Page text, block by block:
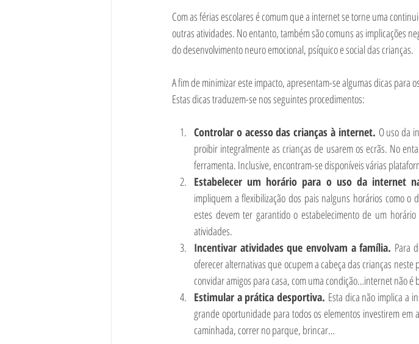
Com as férias escolares é comum que a internet se torne uma
outras atividades. No entanto, também são comuns as implicações
do desenvolvimento neuro emocional, psíquico e social das crianças.
A fim de minimizar este impacto, apresentam-se algumas dicas para
Estas dicas traduzem-se nos seguintes procedimentos:
Controlar o acesso das crianças à internet. O uso da
proibir integralmente as crianças de usarem os ecrãs. No
ferramenta. Inclusive, encontram-se disponíveis várias
Estabelecer um horário para o uso da internet
impliquem a flexibilização dos pais nalguns horários como
estes devem ter garantido o estabelecimento de um
atividades.
Incentivar atividades que envolvam a família. Para
oferecer alternativas que ocupem a cabeça das crianças
convidar amigos para casa, com uma condição…internet não é
Estimular a prática desportiva. Esta dica não implica a
grande oportunidade para todos os elementos investirem
caminhada, correr no parque, brincar…